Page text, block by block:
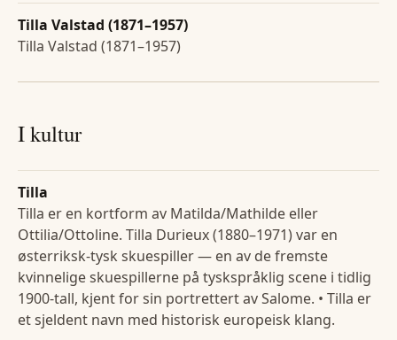
Tilla Valstad (1871–1957)
Tilla Valstad (1871–1957)
I kultur
Tilla
Tilla er en kortform av Matilda/Mathilde eller
Ottilia/Ottoline. Tilla Durieux (1880–1971) var en
østerriksk-tysk skuespiller — en av de fremste
kvinnelige skuespillerne på tyskspråklig scene i tidlig
1900-tall, kjent for sin portrettert av Salome. • Tilla er
et sjeldent navn med historisk europeisk klang.